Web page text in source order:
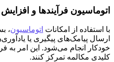
اتوماسیون فرآیندها و
با استفاده از امکانات اتوماسیون،
ارسال پیامک‌های پیگیری یا
خودکار انجام می‌شود. این امر به
کلیدی مکالمه تمرکز کنند.